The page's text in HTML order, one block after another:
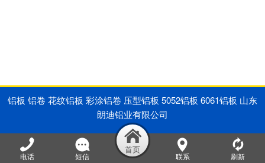
铝板 铝卷 花纹铝板 彩涂铝卷 压型铝板 5052铝板 6061铝板 山东
朗迪铝业有限公司
电话 短信 联系 刷新